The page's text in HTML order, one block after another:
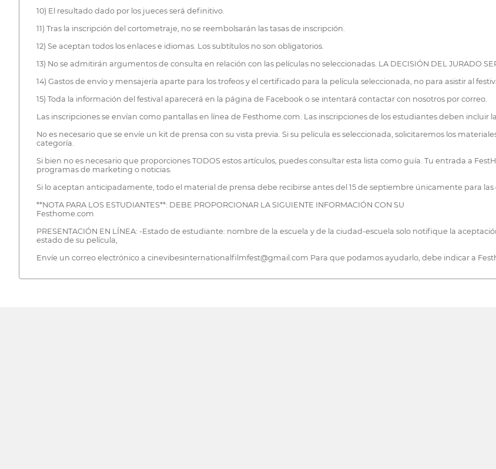
10) El resultado dado por los jueces será definitivo.
11) Tras la inscripción del cortometraje, no se reembolsarán las tasas de inscripción.
12) Se aceptan todos los enlaces e idiomas. Los subtítulos no son obligatorios.
13) No se admitirán argumentos de consulta en relación con las películas no seleccionadas. LA DECISIÓN DEL JURADO
14) Gastos de envío y mensajería aparte para los trofeos y el certificado para la película seleccionada, no para asistir al
15) Toda la información del festival aparecerá en la página de Facebook o se intentará contactar con nosotros por correo.
Las inscripciones se envían como pantallas en línea de Festhome.com. Las inscripciones de los estudiantes deben incluir
No es necesario que se envíe un kit de prensa con su vista previa. Si su película es seleccionada, solicitaremos los
categoría.
Si bien no es necesario que proporciones TODOS estos artículos, puedes consultar esta lista como guía. Tu entrada a
programas de marketing o noticias.
Si lo aceptan anticipadamente, todo el material de prensa debe recibirse antes del 15 de septiembre únicamente para las
**NOTA PARA LOS ESTUDIANTES**: DEBE PROPORCIONAR LA SIGUIENTE INFORMACIÓN CON SU
Festhome.com
PRESENTACIÓN EN LÍNEA: -Estado de estudiante: nombre de la escuela y de la ciudad-escuela solo notifique la
estado de su película,
Envíe un correo electrónico a cinevibesinternationalfilmfest@gmail.com Para que podamos ayudarlo, debe indicar a